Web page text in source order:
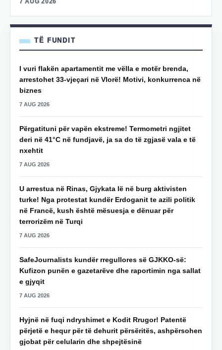
7 AUG 2026
TË FUNDIT
I vuri flakën apartamentit me vëlla e motër brenda,
arrestohet 33-vjeçari në Vlorë! Motivi, konkurrenca në
biznes
7 AUG 2026
Përgatituni për vapën ekstreme! Termometri ngjitet
deri në 41°C në fundjavë, ja sa do të zgjasë vala e të
nxehtit
7 AUG 2026
U arrestua në Rinas, Gjykata lë në burg aktivisten
turke! Nga protestat kundër Erdoganit te azili politik
në Francë, kush është mësuesja e dënuar për
terrorizëm në Turqi
7 AUG 2026
SafeJournalists kundër rregullores së GJKKO-së:
Kufizon punën e gazetarëve dhe raportimin nga sallat
e gjyqit
7 AUG 2026
Hyjnë në fuqi ndryshimet e Kodit Rrugor! Patentë
përjetë e hequr për të dehurit përsëritës, ashpërsohen
gjobat për celularin dhe shpejtësinë